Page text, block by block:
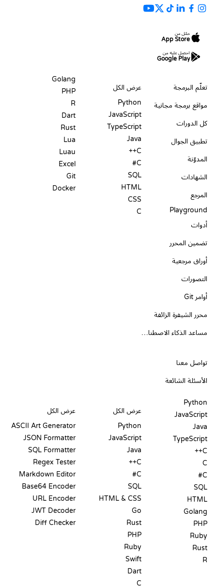
حمّل من
App Store
احصل عليه من
Google Play
تعلّم البرمجة
مواقع برمجة مجانية
كل الدورات
تطبيق الجوال
المدوّنة
الشهادات
المرجع
Playground
أدوات
تضمين المحرر
أوراق مرجعية
التصورات
أوامر Git
محرر الشيفرة الزائفة
مساعد الذكاء الاصطناعي
تواصل معنا
الأسئلة الشائعة
عرض الكل
Python
JavaScript
TypeScript
Java
C++
C#
SQL
HTML
CSS
C
Golang
PHP
R
Dart
Rust
Lua
Luau
Excel
Git
Docker
Python
JavaScript
Java
TypeScript
C++
C
C#
SQL
HTML
Golang
PHP
Ruby
Rust
R
عرض الكل
Python
JavaScript
Java
C++
C#
SQL
HTML & CSS
Go
Rust
PHP
Ruby
Swift
Dart
C
عرض الكل
ASCII Art Generator
JSON Formatter
SQL Formatter
Regex Tester
Markdown Editor
Base64 Encoder
URL Encoder
JWT Decoder
Diff Checker